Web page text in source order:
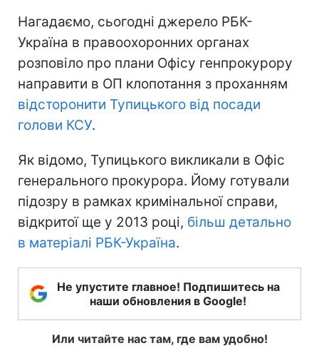
Нагадаємо, сьогодні джерело РБК-
Україна в правоохоронних органах
розповіло про плани Офісу генпрокурору
направити в ОП клопотання з проханням
відсторонити Тупицького від посади
голови КСУ.
Як відомо, Тупицького викликали в Офіс
генерального прокурора. Йому готували
підозру в рамках кримінальної справи,
відкритої ще у 2013 році, більш детально
в матеріалі РБК-Україна.
Не упустите главное! Подпишитесь на
наши обновления в Google!
Или читайте нас там, где вам удобно!